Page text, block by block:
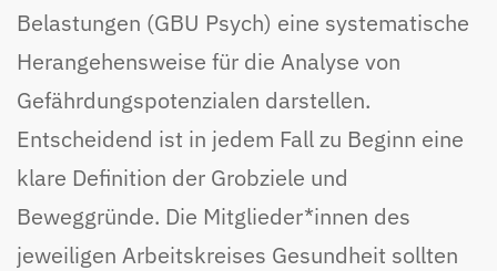
Belastungen (GBU Psych) eine systematische
Herangehensweise für die Analyse von
Gefährdungspotenzialen darstellen.
Entscheidend ist in jedem Fall zu Beginn eine
klare Definition der Grobziele und
Beweggründe. Die Mitglieder*innen des
jeweiligen Arbeitskreises Gesundheit sollten